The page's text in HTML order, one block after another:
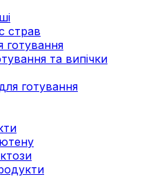
страв
готування
та випічки
готування